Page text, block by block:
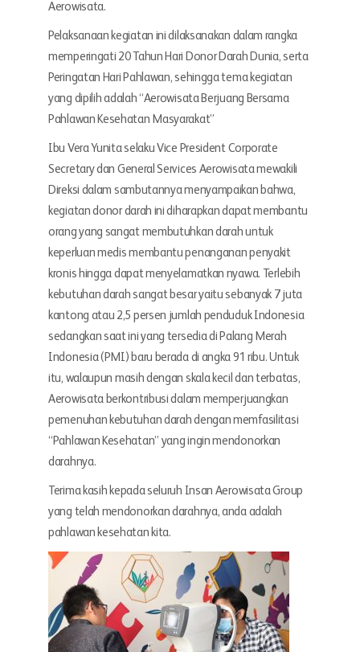
Aerowisata.
Pelaksanaan kegiatan ini dilaksanakan dalam rangka
memperingati 20 Tahun Hari Donor Darah Dunia, serta
Peringatan Hari Pahlawan, sehingga tema kegiatan
yang dipilih adalah “Aerowisata Berjuang Bersama
Pahlawan Kesehatan Masyarakat”
Ibu Vera Yunita selaku Vice President Corporate
Secretary dan General Services Aerowisata mewakili
Direksi dalam sambutannya menyampaikan bahwa,
kegiatan donor darah ini diharapkan dapat membantu
orang yang sangat membutuhkan darah untuk
keperluan medis membantu penanganan penyakit
kronis hingga dapat menyelamatkan nyawa. Terlebih
kebutuhan darah sangat besar yaitu sebanyak 7 juta
kantong atau 2,5 persen jumlah penduduk Indonesia
sedangkan saat ini yang tersedia di Palang Merah
Indonesia (PMI) baru berada di angka 91 ribu. Untuk
itu, walaupun masih dengan skala kecil dan terbatas,
Aerowisata berkontribusi dalam memperjuangkan
pemenuhan kebutuhan darah dengan memfasilitasi
“Pahlawan Kesehatan” yang ingin mendonorkan
darahnya.
Terima kasih kepada seluruh Insan Aerowisata Group
yang telah mendonorkan darahnya, anda adalah
pahlawan kesehatan kita.